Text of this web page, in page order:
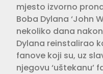
mjesto izvorno
Boba Dylana ‘John
nekoliko dana
Dylana reinstalirao
fanove koji su, uz
njegovu ‘uštekanu’